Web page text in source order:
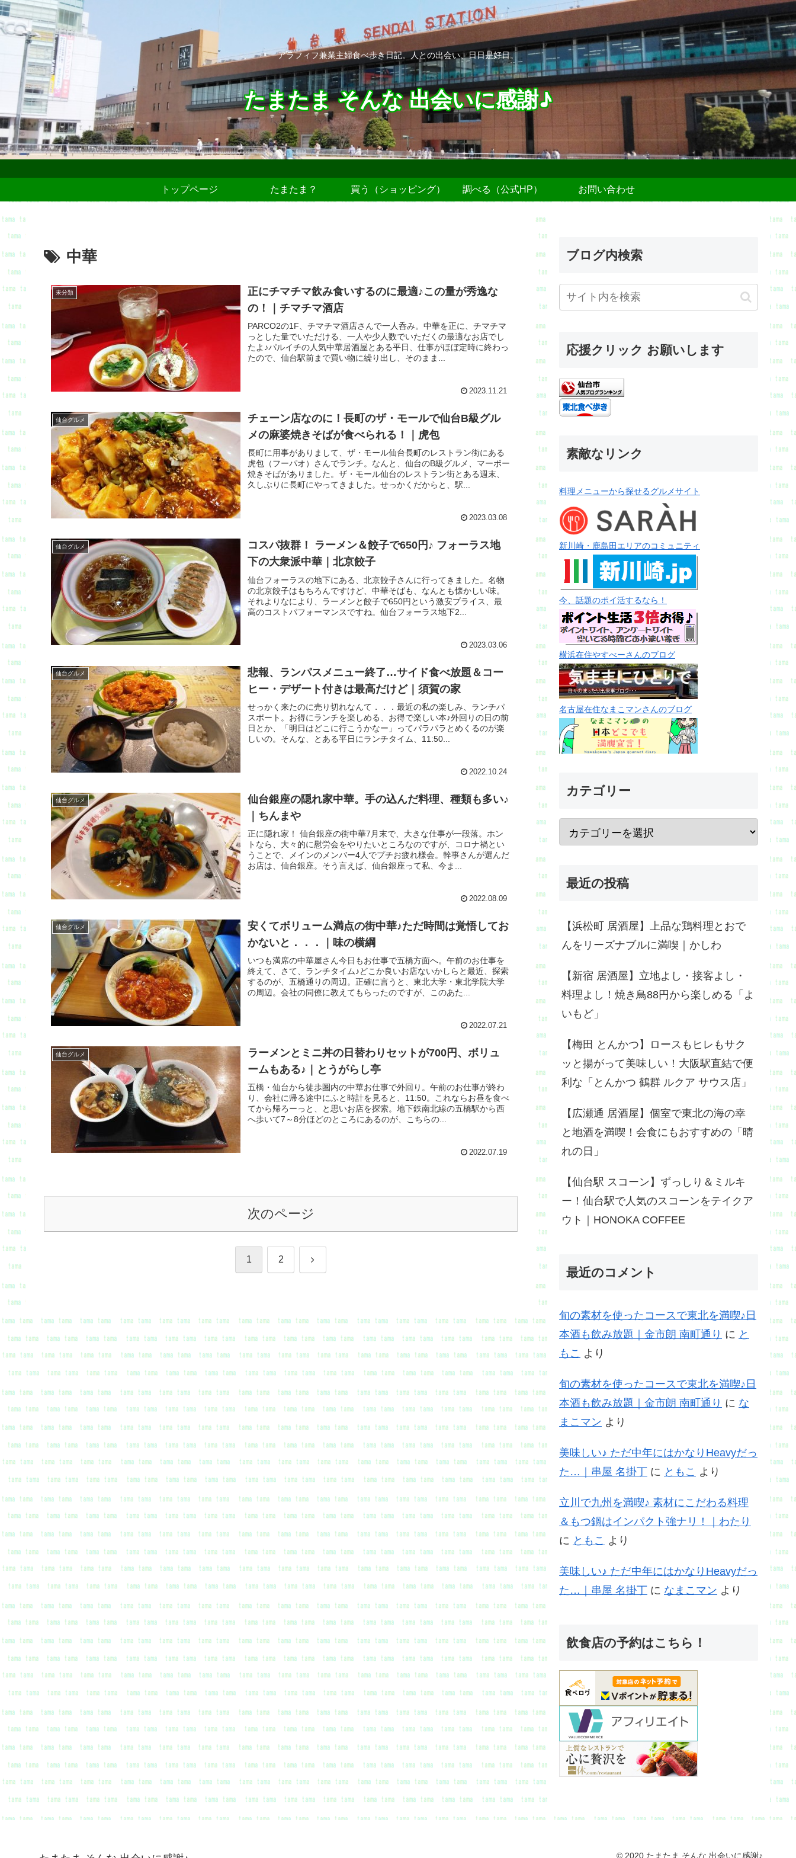
アラフィフ兼業主婦食べ歩き日記。人との出会い、日日是好日。
たまたま そんな 出会いに感謝♪
トップページ たまたま？ 買う（ショッピング） 調べる（公式HP） お問い合わせ
中華
未分類
正にチマチマ飲み食いするのに最適♪この量が秀逸な
の！｜チマチマ酒店
PARCO2の1F、チマチマ酒店さんで一人呑み。中華を正に、チマチマ
っとした量でいただける、一人や少人数でいただくの最適なお店でし
たよ♪パルイチの人気中華居酒屋とある平日、仕事がほぼ定時に終わっ
たので、仙台駅前まで買い物に繰り出し、そのまま...
2023.11.21
仙台グルメ
チェーン店なのに！長町のザ・モールで仙台B級グル
メの麻婆焼きそばが食べられる！｜虎包
長町に用事がありまして、ザ・モール仙台長町のレストラン街にある
虎包（フーパオ）さんでランチ。なんと、仙台のB級グルメ、マーボー
焼きそばがありました。ザ・モール仙台のレストラン街とある週末、
久しぶりに長町にやってきました。せっかくだからと、駅...
2023.03.08
仙台グルメ
コスパ抜群！ ラーメン＆餃子で650円♪ フォーラス地
下の大衆派中華｜北京餃子
仙台フォーラスの地下にある、北京餃子さんに行ってきました。名物
の北京餃子はもちろんですけど、中華そばも、なんとも懐かしい味。
それよりなにより、ラーメンと餃子で650円という激安プライス、最
高のコストパフォーマンスですね。仙台フォーラス地下2...
2023.03.06
仙台グルメ
悲報、ランパスメニュー終了…サイド食べ放題＆コー
ヒー・デザート付きは最高だけど｜須賀の家
せっかく来たのに売り切れなんて．．．最近の私の楽しみ、ランチパ
スポート。お得にランチを楽しめる、お得で楽しい本♪外回りの日の前
日とか、「明日はどこに行こうかなー」ってパラパラとめくるのが楽
しいの。そんな、とある平日にランチタイム、11:50...
2022.10.24
仙台グルメ
仙台銀座の隠れ家中華。手の込んだ料理、種類も多い♪
｜ちんまや
正に隠れ家！ 仙台銀座の街中華7月末で、大きな仕事が一段落。ホン
トなら、大々的に慰労会をやりたいところなのですが、コロナ禍とい
うことで、メインのメンバー4人でプチお疲れ様会。幹事さんが選んだ
お店は、仙台銀座。そう言えば、仙台銀座って私、今ま...
2022.08.09
仙台グルメ
安くてボリューム満点の街中華♪ただ時間は覚悟してお
かないと．．．｜味の横綱
いつも満席の中華屋さん今日もお仕事で五橋方面へ。午前のお仕事を
終えて、さて、ランチタイム♪どこか良いお店ないかしらと最近、探索
するのが、五橋通りの周辺。正確に言うと、東北大学・東北学院大学
の周辺。会社の同僚に教えてもらったのですが、このあた...
2022.07.21
仙台グルメ
ラーメンとミニ丼の日替わりセットが700円、ボリュ
ームもある♪｜とうがらし亭
五橋・仙台から徒歩圏内の中華お仕事で外回り。午前のお仕事が終わ
り、会社に帰る途中にふと時計を見ると、11:50。これならお昼を食べ
てから帰ろーっと、と思いお店を探索。地下鉄南北線の五橋駅から西
へ歩いて7～8分ほどのところにあるのが、こちらの...
2022.07.19
次のページ
1 2 次
ブログ内検索
応援クリック お願いします
素敵なリンク
料理メニューから探せるグルメサイト
新川崎・鹿島田エリアのコミュニティ
今、話題のポイ活するなら！
横浜在住やすべーさんのブログ
名古屋在住なまこマンさんのブログ
カテゴリー
最近の投稿
【浜松町 居酒屋】上品な鶏料理とおで
んをリーズナブルに満喫｜かしわ
【新宿 居酒屋】立地よし・接客よし・
料理よし！焼き鳥88円から楽しめる「よ
いもど」
【梅田 とんかつ】ロースもヒレもサク
ッと揚がって美味しい！大阪駅直結で便
利な「とんかつ 鶴群 ルクア サウス店」
【広瀬通 居酒屋】個室で東北の海の幸
と地酒を満喫！会食にもおすすめの「晴
れの日」
【仙台駅 スコーン】ずっしり＆ミルキ
ー！仙台駅で人気のスコーンをテイクア
ウト｜HONOKA COFFEE
最近のコメント
旬の素材を使ったコースで東北を満喫♪日
本酒も飲み放題｜金市朗 南町通り に と
もこ より
旬の素材を使ったコースで東北を満喫♪日
本酒も飲み放題｜金市朗 南町通り に な
まこマン より
美味しい♪ ただ中年にはかなりHeavyだっ
た…｜串屋 名掛丁 に ともこ より
立川で九州を満喫♪ 素材にこだわる料理
＆もつ鍋はインパクト強ナリ！｜わたり
に ともこ より
美味しい♪ ただ中年にはかなりHeavyだっ
た…｜串屋 名掛丁 に なまこマン より
飲食店の予約はこちら！
© 2020 たまたま そんな 出会いに感謝♪.